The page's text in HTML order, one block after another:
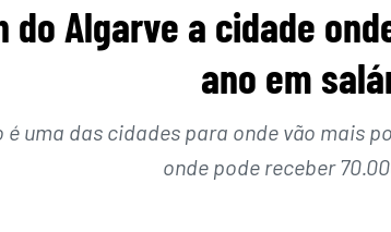
do Algarve a cidade
ano em
é uma das cidades para onde vão mais
onde pode receber